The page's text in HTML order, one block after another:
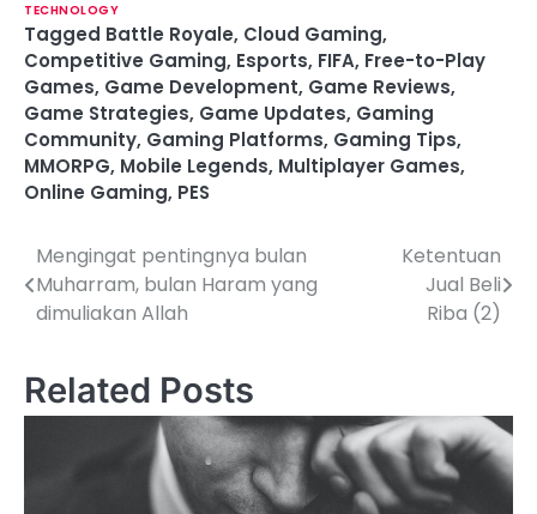
TECHNOLOGY
Tagged Battle Royale, Cloud Gaming,
Competitive Gaming, Esports, FIFA, Free-to-Play
Games, Game Development, Game Reviews,
Game Strategies, Game Updates, Gaming
Community, Gaming Platforms, Gaming Tips,
MMORPG, Mobile Legends, Multiplayer Games,
Online Gaming, PES
P
o
t
Mengingat pentingnya bulan
Muharram, bulan Haram yang
dimuliakan Allah
Ketentuan
Jual Beli
Riba (2)
Related Posts